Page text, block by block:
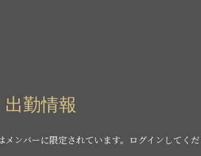
勤情報
メンバーに限定されています。ログインしてく